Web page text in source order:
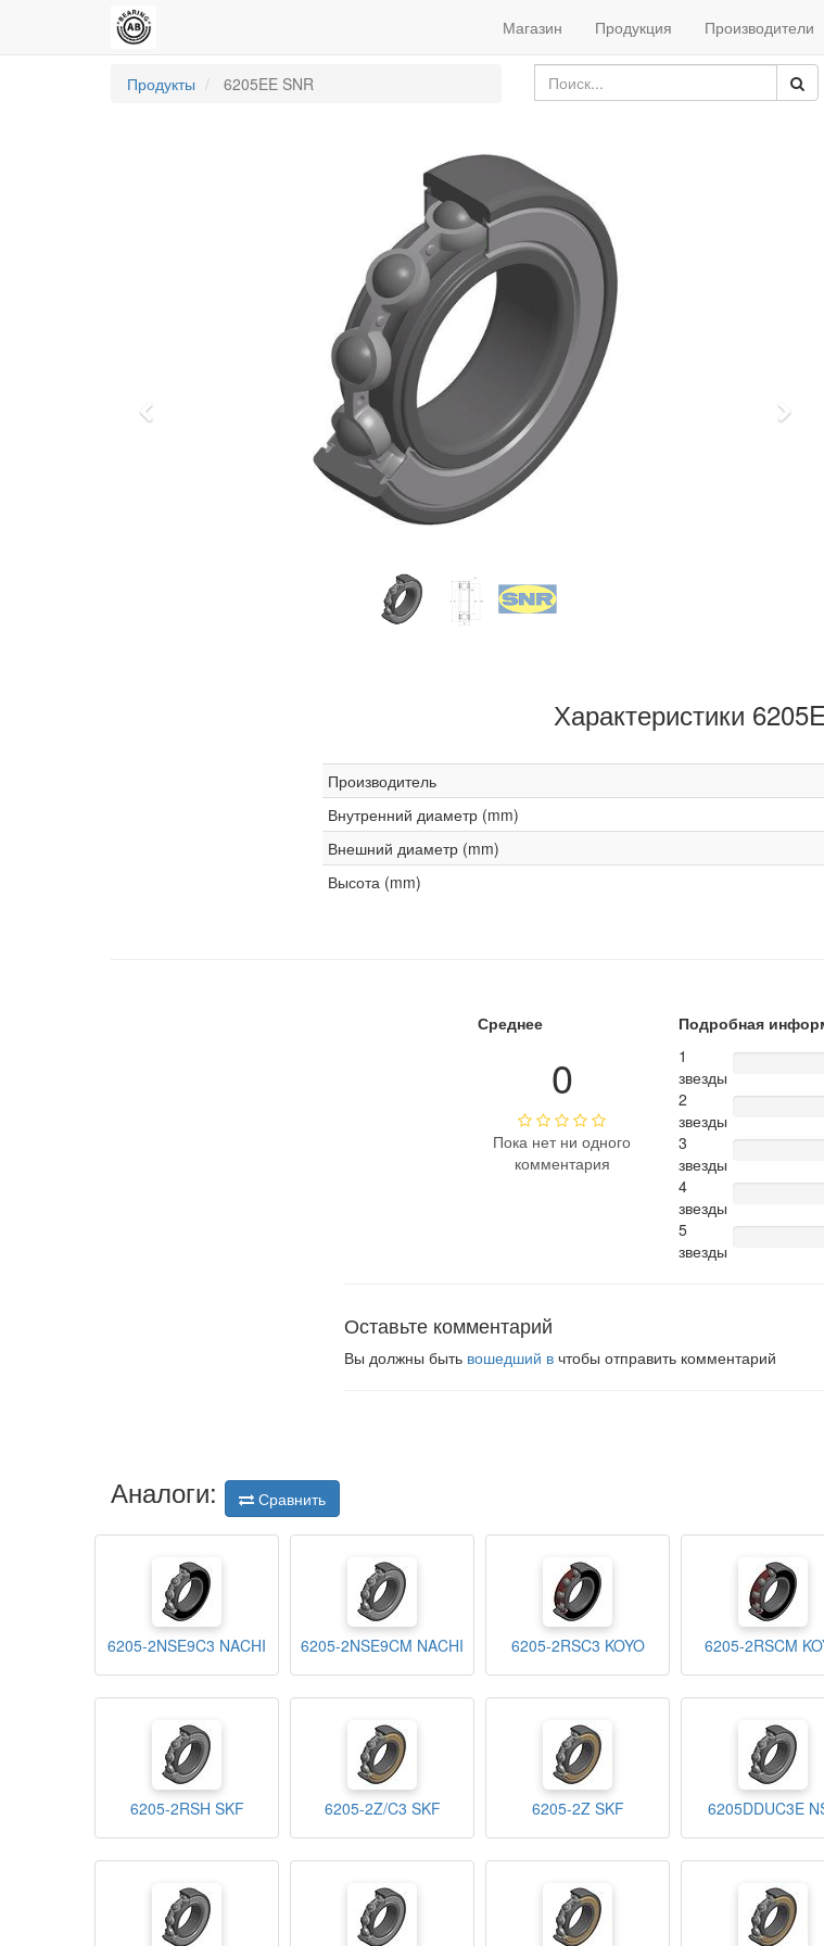
Магазин Продукция Производители
Продукты 6205EE SNR
Next
Характеристики
Производитель
Внутренний диаметр (mm)
Внешний диаметр (mm)
Высота (mm)
Среднее
0
Пока нет ни одного
комментария
Подробная
1
звезды
2
звезды
3
звезды
4
звезды
5
звезды
Оставьте комментарий
Вы должны быть вошедший в чтобы отправить комментарий
Аналоги: Сравнить
6205-2NSE9C3 NACHI 6205-2NSE9CM NACHI 6205-2RSC3 KOYO 6205-2RSCM
6205-2RSH SKF 6205-2Z/C3 SKF 6205-2Z SKF 6205DDUC3E